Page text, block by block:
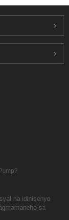
na idinisenyo
sa